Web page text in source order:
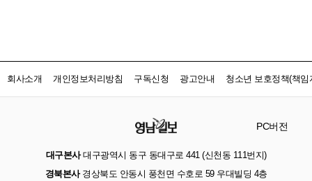
회사소개 개인정보처리방침 구독신청 광고안내 청소년 보호정책(책임
PC버전
대구본사대구광역시 동구 동대구로 441 (신천동 111번지)
경북본사경상북도 안동시 풍천면 수호로 59 우대빌딩 4층